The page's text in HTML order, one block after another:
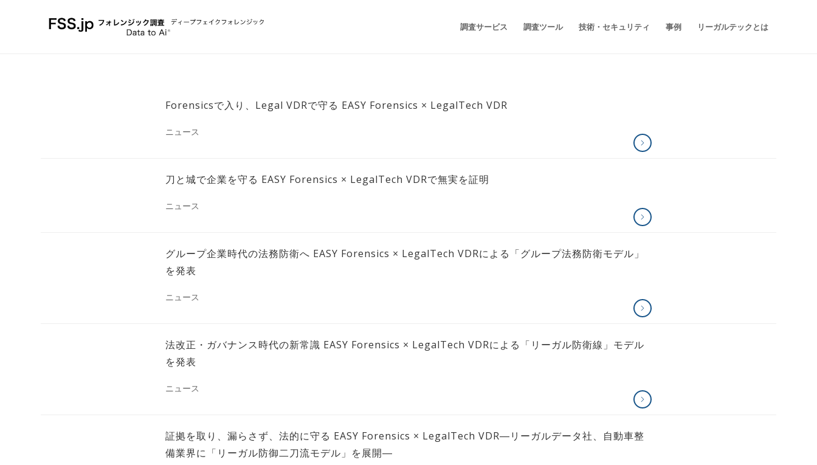
調査サービス 調査ツール 技術・セキュリティ 事例 リーガルテックとは
Forensicsで入り、Legal VDRで守る EASY Forensics × LegalTech VDR
ニュース
刀と城で企業を守る EASY Forensics × LegalTech VDRで無実を証明
ニュース
グループ企業時代の法務防衛へ EASY Forensics × LegalTech VDRによる「グループ法務防衛モデル」
を発表
ニュース
法改正・ガバナンス時代の新常識 EASY Forensics × LegalTech VDRによる「リーガル防衛線」モデル
を発表
ニュース
証拠を取り、漏らさず、法的に守る EASY Forensics × LegalTech VDR―リーガルデータ社、自動車整
備業界に「リーガル防御二刀流モデル」を展開―